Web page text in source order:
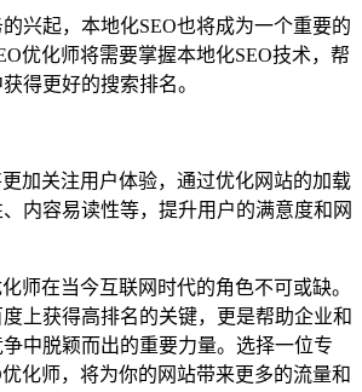
兴起，本地化SEO也将成为一个重要的
优化师将需要掌握本地化SEO技术，帮
得更好的搜索排名。
加关注用户体验，通过优化网站的加载
内容易读性等，提升用户的满意度和网
师在当今互联网时代的角色不可或缺。
上获得高排名的关键，更是帮助企业和
中脱颖而出的重要力量。选择一位专
化师，将为你的网站带来更多的流量和